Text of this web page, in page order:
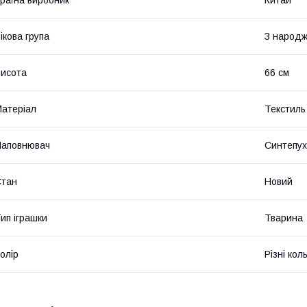
група З
66 см
Текстиль
Синтепух
Новий
іграшки Тварина
Різні